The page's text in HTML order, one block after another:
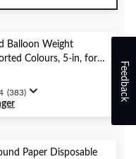
Balloon Weight
Colours, 5-in, for
Graduation/New
(383)
Paper Disposable
Feedback